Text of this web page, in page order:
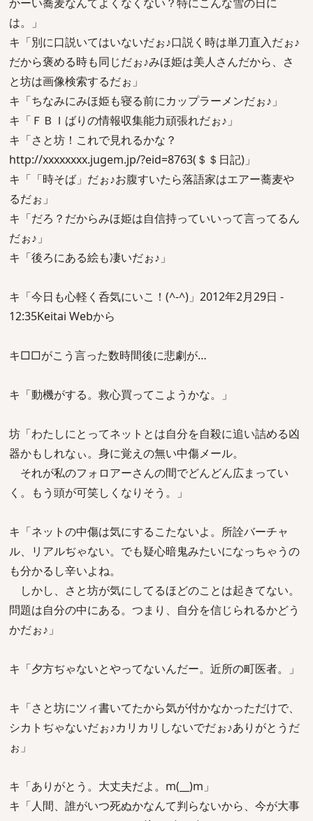
は。」
キ「別に口説いてはいないだぉ♪口説く時は単刀直入だぉ♪
だから褒める時も同じだぉ♪みほ姫は美人さんだから、さ
と坊は画像検索するだぉ」
キ「ちなみにみほ姫も寝る前にカップラーメンだぉ♪」
キ「ＦＢＩばりの情報収集能力頑張れだぉ♪」
キ「さと坊！これで見れるかな？
http://xxxxxxxx.jugem.jp/?eid=8763(＄＄日記)」
キ「「時そば」だぉ♪お腹すいたら落語家はエアー蕎麦や
るだぉ」
キ「だろ？だからみほ姫は自信持っていいって言ってるん
だぉ♪」
キ「後ろにある絵も凄いだぉ♪」
キ「今日も心軽く呑気にいこ！(^-^)」2012年2月29日 -
12:35Keitai Webから
キ□□がこう言った数時間後に悲劇が…
キ「動機がする。救心買ってこようかな。」
坊「わたしにとってネットとは自分を自殺に追い詰める凶
器かもしれなぃ。身に覚えの無い中傷メール。
それが私のフォロアーさんの間でどんどん広まってい
く。もう頭が可笑しくなりそう。」
キ「ネットの中傷は気にするこたないよ。所詮バーチャ
ル、リアルぢゃない。でも疑心暗鬼みたいになっちゃうの
も分かるし辛いよね。
しかし、さと坊が気にしてるほどのことは起きてない。
問題は自分の中にある。つまり、自分を信じられるかどう
かだぉ♪」
キ「夕方ぢゃないとやってないんだー。近所の町医者。」
キ「さと坊にツィ書いてたから気が付かなかっただけで、
シカトぢゃないだぉ♪カリカリしないでだぉ♪ありがとうだ
ぉ」
キ「ありがとう。大丈夫だよ。m(__)m」
キ「人間、誰がいつ死ぬかなんて判らないから、今が大事